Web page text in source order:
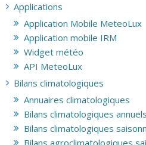
Applications
Application Mobile MeteoLux
Application mobile IRM
Widget météo
API MeteoLux
Bilans climatologiques
Annuaires climatologiques
Bilans climatologiques annuels
Bilans climatologiques
Bilans agroclimatologiques